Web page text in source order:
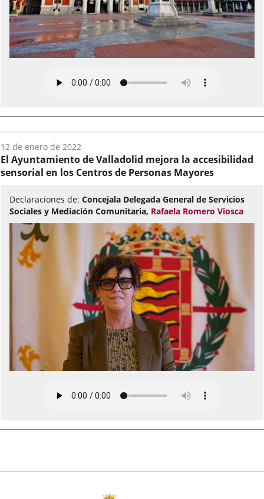
Fecha
del
audio:
12 de enero de 2022
El Ayuntamiento de Valladolid mejora la accesibilidad
sensorial en los Centros de Personas Mayores
Declaraciones de: Concejala Delegada General de Servicios
Sociales y Mediación Comunitaria, Rafaela Romero Viosca